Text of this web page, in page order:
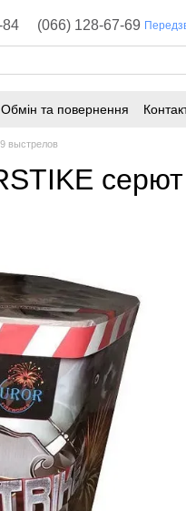
84 (066) 128-67-69
Обмін та повернення
выстрелов